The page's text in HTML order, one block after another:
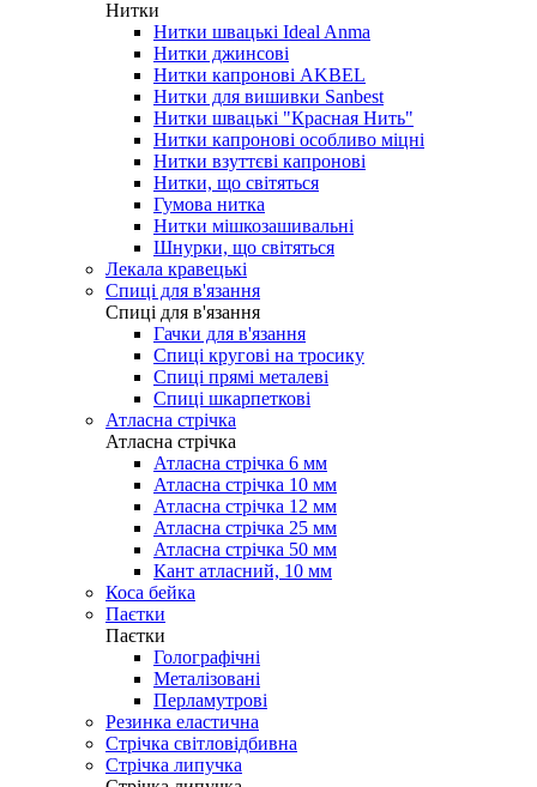
Нитки
Нитки швацькі Ideal Anma
Нитки джинсові
Нитки капронові AKBEL
Нитки для вишивки Sanbest
Нитки швацькі "Красная Нить"
Нитки капронові особливо міцні
Нитки взуттєві капронові
Нитки, що світяться
Гумова нитка
Нитки мішкозашивальні
Шнурки, що світяться
Лекала кравецькі
Cпиці для в'язання
Cпиці для в'язання
Гачки для в'язання
Спиці кругові на тросику
Спиці прямі металеві
Спиці шкарпеткові
Атласна стрічка
Атласна стрічка
Атласна стрічка 6 мм
Атласна стрічка 10 мм
Атласна стрічка 12 мм
Атласна стрічка 25 мм
Атласна стрічка 50 мм
Кант атласний, 10 мм
Коса бейка
Паєтки
Паєтки
Голографічні
Металізовані
Перламутрові
Резинка еластична
Стрічка світловідбивна
Стрічка липучка